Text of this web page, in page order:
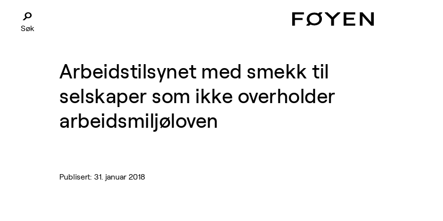
Søk
Arbeidstilsynet med smekk til
selskaper som ikke overholder
arbeidsmiljøloven
Publisert: 31. januar 2018